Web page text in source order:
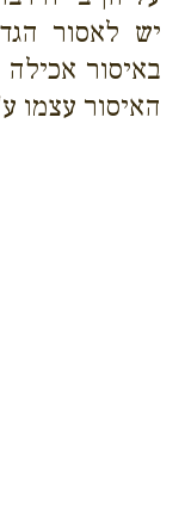
יש לאסור
באיסור אכילה
האיסור עצמו